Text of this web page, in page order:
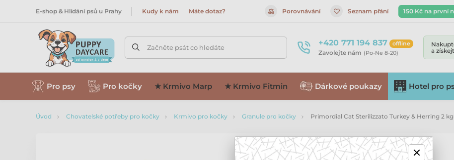
E-shop & Hlídání psů u Prahy Kudy k nám Máte dotaz? Porovnávání Seznam přání 150 Kč na první
Začněte psát co hledáte +420 771 194 837 offline
Zavolejte nám (Po-Ne 8-20)
a
Pro psy Pro kočky ★ Krmivo Marp ★ Krmivo Fitmin Dárkové poukazy Hotel pro
Úvod Chovatelské potřeby pro kočky Krmivo pro kočky Granule pro kočky Primordial Cat Sterilizzato Turkey & Herring 2 kg